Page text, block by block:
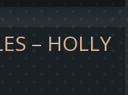
– HOLLY